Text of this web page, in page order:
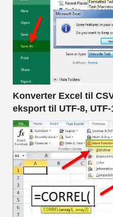
Konverter Excel til
eksport til UTF-8, UTF-